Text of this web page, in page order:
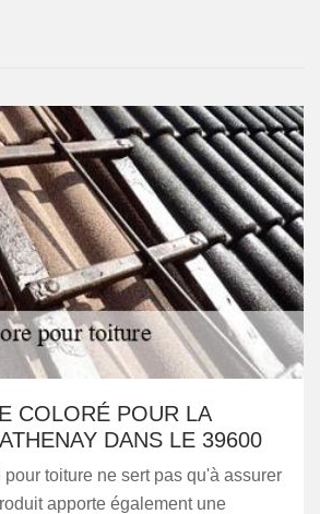
COLORÉ POUR LA
DANS LE 39600
pour toiture ne sert pas qu'à assurer
apporte également une